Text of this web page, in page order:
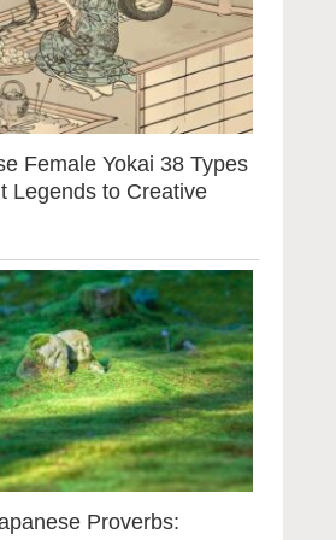
Female Yokai 38 Types
Legends to Creative
Proverbs: